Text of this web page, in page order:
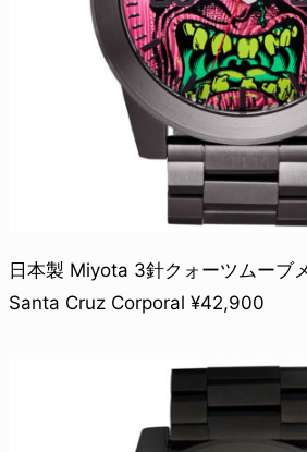
日本製 Miyota 3針クォーツムーブ
Santa Cruz Corporal ¥42,900